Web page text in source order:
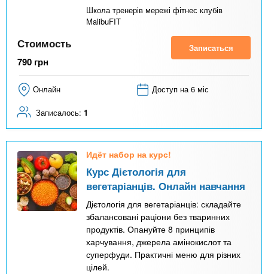
Школа тренерів мережі фітнес клубів
MalibuFIT
Стоимость
790 грн
Записаться
Онлайн Доступ на 6 міс
Записалось: 1
Идёт набор на курс!
Курс Дієтологія для
вегетаріанців. Онлайн навчання
Дієтологія для вегетаріанців: складайте
збалансовані раціони без тваринних
продуктів. Опануйте 8 принципів
харчування, джерела амінокислот та
суперфуди. Практичні меню для різних
цілей.